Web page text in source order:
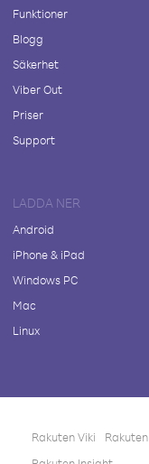
Funktioner
Blogg
Säkerhet
Viber Out
Priser
Support
LADDA NER
Android
iPhone & iPad
Windows PC
Mac
Linux
Rakuten Viki